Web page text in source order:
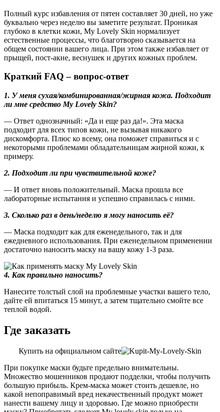
Полный курс избавления от пятен составляет 30 дней, но уже
буквально через неделю вы заметите результат. Проникая
глубоко в клетки кожи, My Lovely Skin нормализует
естественные процессы, что благотворно сказывается на
общем состоянии вашего лица. При этом также избавляет от
прыщей, пост-акне, веснушек и других кожных проблем.
Краткий FAQ – вопрос-ответ
1. У меня сухая/комбинированная/жирная кожа. Подходит
ли мне средство My Lovely Skin?
— Ответ однозначный: «Да и еще раз да!». Эта маска
подходит для всех типов кожи, не вызывая никакого
дискомфорта. Плюс ко всему, она поможет справиться и с
некоторыми проблемами обладательницам жирной кожи, к
примеру.
2. Подходит ли при чувствительной коже?
— И ответ вновь положительный. Маска прошла все
лабораторные испытания и успешно справилась с ними.
3. Сколько раз в день/неделю я могу наносить её?
— Маска подходит как для еженедельного, так и для
ежедневного использования. При еженедельном применении
достаточно наносить маску на вашу кожу 1-3 раза.
4. Как правильно наносить?
Нанесите толстый слой на проблемные участки вашего тело,
дайте ей впитаться 15 минут, а затем тщательно смойте все
теплой водой.
Где заказать
Купить на официальном сайте
При покупке маски будьте предельно внимательны.
Множество мошенников продают подделки, чтобы получить
большую прибыль. Крем-маска может стоить дешевле, но
какой непоправимый вред некачественный продукт может
нанести вашему лицу и здоровью. Где можно приобрести